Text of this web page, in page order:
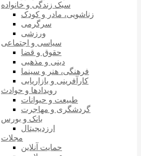
سبک زندگی و خانواده
زناشویی، مادر و کودک
سرگرمی
ورزشی
سیاسی و اجتماعی
حقوق و قضا
دینی و مذهبی
فرهنگی، هنر و سینما
کارآفرینی و بازاریابی
رویدادها و حوادث
طبیعت و حیوانات
گردشگری و مهاجرت
بانک و بورس
ارزدیجیتال
مجلات
حمایت آنلاین